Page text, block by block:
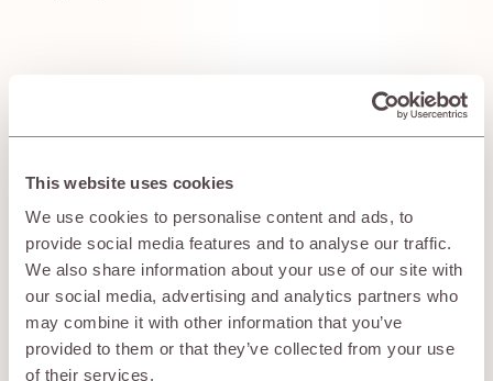
This website uses cookies
We use cookies to personalise content and ads, to
provide social media features and to analyse our traffic.
We also share information about your use of our site with
our social media, advertising and analytics partners who
may combine it with other information that you’ve
provided to them or that they’ve collected from your use
of their services.
Upscaling vidéo en temps réel sur un seul
importants
Calcul CUDA pour les pipelines d'analyse